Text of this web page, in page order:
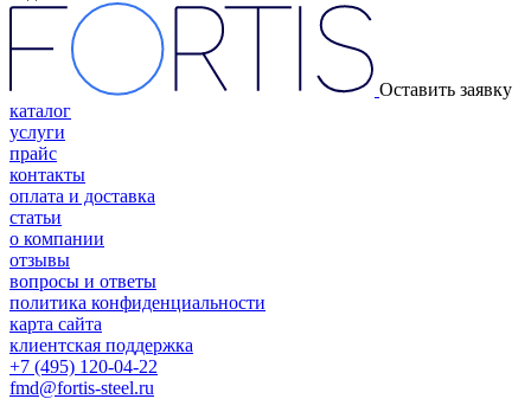
Оставить заявку
каталог
услуги
прайс
контакты
оплата и доставка
статьи
о компании
отзывы
вопросы и ответы
политика конфиденциальности
карта сайта
клиентская поддержка
+7 (495) 120-04-22
fmd@fortis-steel.ru